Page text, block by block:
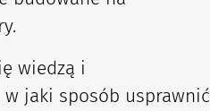
wiedzą i
jaki sposób usprawnić